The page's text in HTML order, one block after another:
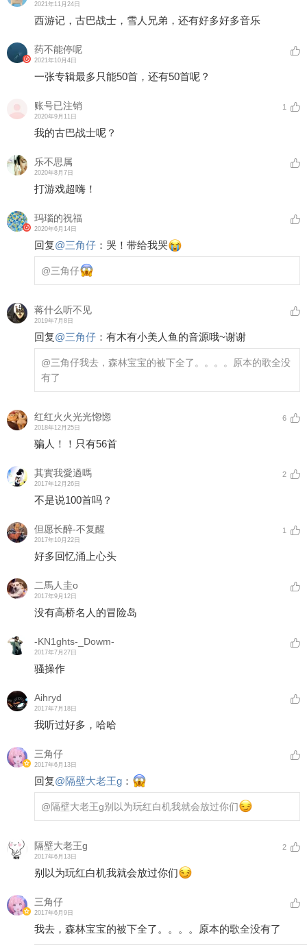
2021年11月24日
西游记，古巴战士，雪人兄弟，还有好多好多音乐
药不能停呢
2021年10月4日
一张专辑最多只能50首，还有50首呢？
账号已注销
2020年9月11日
1
我的古巴战士呢？
乐不思属
2020年8月7日
打游戏超嗨！
玛瑙的祝福
2020年6月14日
回复@三角仔 ： 哭！带给我哭
@三角仔
蒋什么听不见
2019年7月8日
回复@三角仔 ： 有木有小美人鱼的音源哦~谢谢
@三角仔我去，森林宝宝的被下全了。。。。原本的歌全没
有了
红红火火光光惚惚
2018年12月25日
6
骗人！！只有56首
其實我愛過嗎
2017年12月26日
2
不是说100首吗？
但愿长醉-不复醒
2017年10月22日
1
好多回忆涌上心头
二馬人圭o
2017年9月12日
没有高桥名人的冒险岛
-KN1ghts-_Dowm-
2017年7月27日
骚操作
Aihryd
2017年7月18日
我听过好多，哈哈
三角仔
2017年6月13日
回复@隔壁大老王g ：
@隔壁大老王g别以为玩红白机我就会放过你们
隔壁大老王g
2017年6月13日
2
别以为玩红白机我就会放过你们
三角仔
2017年6月9日
我去，森林宝宝的被下全了。。。。原本的歌全没有了